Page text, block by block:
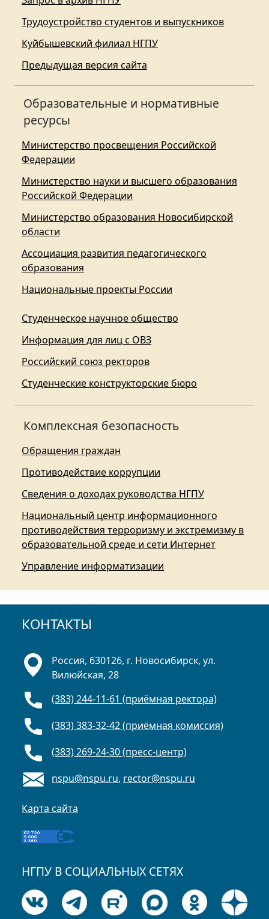
Трудоустройство студентов и выпускников
Куйбышевский филиал НГПУ
Предыдущая версия сайта
Образовательные и нормативные
ресурсы
Министерство просвещения Российской
Федерации
Министерство науки и высшего образования
Российской Федерации
Министерство образования Новосибирской
области
Ассоциация развития педагогического
образования
Национальные проекты России
Студенческое научное общество
Информация для лиц с ОВЗ
Российский союз ректоров
Студенческие конструкторские бюро
Комплексная безопасность
Обращения граждан
Противодействие коррупции
Сведения о доходах руководства НГПУ
Национальный центр информационного
противодействия терроризму и экстремизму в
образовательной среде и сети Интернет
Управление информатизации
КОНТАКТЫ
Россия, 630126, г. Новосибирск, ул.
Вилюйская, 28
(383) 244-11-61 (приёмная ректора)
(383) 383-32-42 (приёмная комиссия)
(383) 269-24-30 (пресс-центр)
nspu@nspu.ru, rector@nspu.ru
Карта сайта
НГПУ В СОЦИАЛЬНЫХ СЕТЯХ